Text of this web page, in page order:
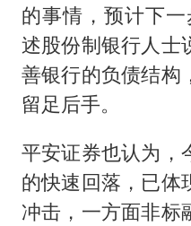
的事情，预计下
述股份制银行人士
善银行的负债结构
留足后手。
平安证券也认为，
的快速回落，已体
冲击，一方面非标